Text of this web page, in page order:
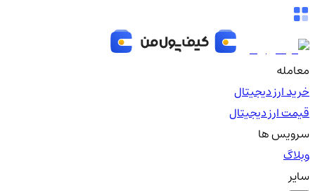
معامله
خرید ارز دیجیتال
قیمت ارز دیجیتال
سرویس ها
وبلاگ
سایر